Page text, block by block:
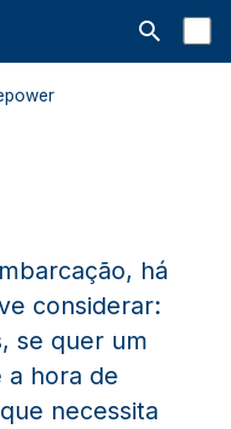
Abrir
há
considerar:
se quer um
a hora de
necessita